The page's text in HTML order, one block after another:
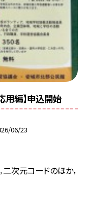
用編】申込開始
06/23
次元コードのほか，